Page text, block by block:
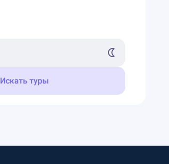
Искать туры